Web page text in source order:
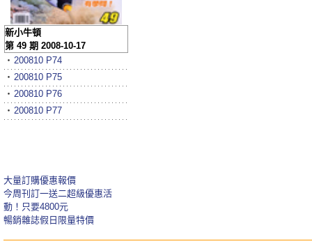
新小牛頓
第 49 期 2008-10-17
‧ 200810 P74
‧ 200810 P75
‧ 200810 P76
‧ 200810 P77
大量訂購優惠報價
今周刊訂一送二超級優惠活
動！只要4800元
暢銷雜誌假日限量特價